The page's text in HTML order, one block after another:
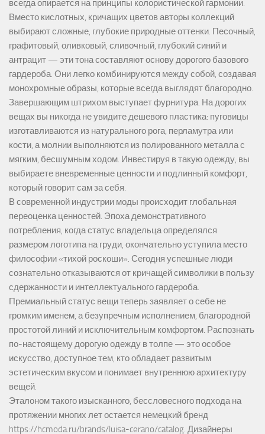
всегда опирается на принципы колористической гармонии.
Вместо кислотных, кричащих цветов авторы коллекций
выбирают сложные, глубокие природные оттенки. Песочный,
графитовый, оливковый, сливочный, глубокий синий и
антрацит — эти тона составляют основу дорогого базового
гардероба. Они легко комбинируются между собой, создавая
монохромные образы, которые всегда выглядят благородно.
Завершающим штрихом выступает фурнитура. На дорогих
вещах вы никогда не увидите дешевого пластика: пуговицы
изготавливаются из натурального рога, перламутра или
кости, а молнии выполняются из полированного металла с
мягким, бесшумным ходом. Инвестируя в такую одежду, вы
выбираете вневременные ценности и подлинный комфорт,
который говорит сам за себя.
В современной индустрии моды происходит глобальная
переоценка ценностей. Эпоха демонстративного
потребления, когда статус владельца определялся
размером логотипа на груди, окончательно уступила место
философии «тихой роскоши». Сегодня успешные люди
сознательно отказываются от кричащей символики в пользу
сдержанности и интеллектуального гардероба.
Премиальный статус вещи теперь заявляет о себе не
громким именем, а безупречным исполнением, благородной
простотой линий и исключительным комфортом. Распознать
по-настоящему дорогую одежду в толпе — это особое
искусство, доступное тем, кто обладает развитым
эстетическим вкусом и понимает внутреннюю архитектуру
вещей.
Эталоном такого изысканного, бессловесного подхода на
протяжении многих лет остается немецкий бренд
https://hcmoda.ru/brands/luisa-cerano/catalog. Дизайнеры